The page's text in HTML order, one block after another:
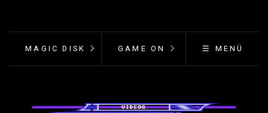
MAGIC DISK GAME ON ☰ MENÜ